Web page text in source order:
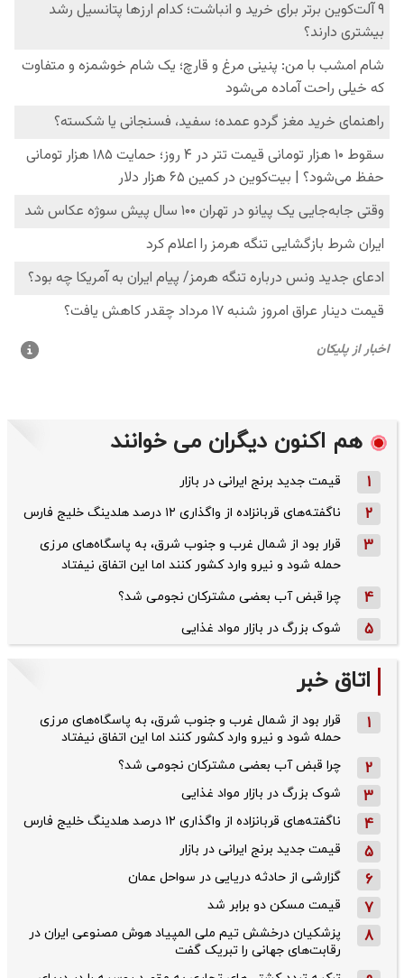
هم اکنون دیگران می خوانند
1 قیمت جدید برنج ایرانی در بازار
2 ناگفته‌های قربانزاده از واگذاری ۱۲ درصد هلدینگ خلیج فارس
3
قرار بود از شمال ‌غرب و جنوب‌ شرق، به پاسگاه‌های مرزی
حمله شود و نیرو وارد کشور کنند اما این اتفاق نیفتاد
4 چرا قبض آب بعضی مشترکان نجومی شد؟
5 شوک بزرگ در بازار مواد غذایی
اتاق خبر
1
قرار بود از شمال ‌غرب و جنوب‌ شرق، به پاسگاه‌های مرزی
حمله شود و نیرو وارد کشور کنند اما این اتفاق نیفتاد
2 چرا قبض آب بعضی مشترکان نجومی شد؟
3 شوک بزرگ در بازار مواد غذایی
4 ناگفته‌های قربانزاده از واگذاری ۱۲ درصد هلدینگ خلیج فارس
5 قیمت جدید برنج ایرانی در بازار
6 گزارشی از حادثه دریایی در سواحل عمان
7 قیمت مسکن دو برابر شد
8
پزشکیان درخشش تیم ملی المپیاد هوش مصنوعی ایران در
رقابت‌های جهانی را تبریک گفت